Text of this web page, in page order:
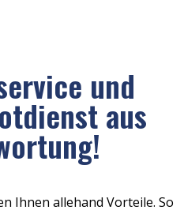
und
aus
Ihnen allehand Vorteile. So